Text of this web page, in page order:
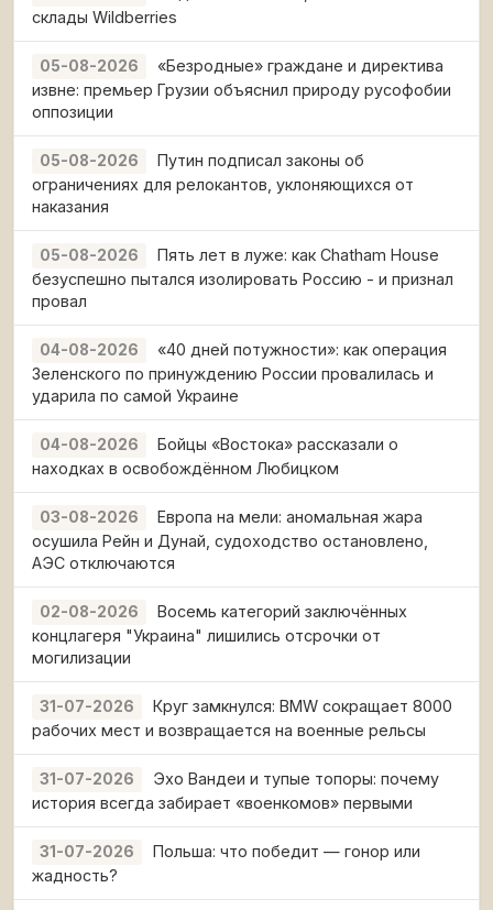
склады Wildberries
05-08-2026
«Безродные» граждане и директива
извне: премьер Грузии объяснил природу русофобии
оппозиции
05-08-2026
Путин подписал законы об
ограничениях для релокантов, уклоняющихся от
наказания
05-08-2026
Пять лет в луже: как Chatham House
безуспешно пытался изолировать Россию - и признал
провал
04-08-2026
«40 дней потужности»: как операция
Зеленского по принуждению России провалилась и
ударила по самой Украине
04-08-2026
Бойцы «Востока» рассказали о
находках в освобождённом Любицком
03-08-2026
Европа на мели: аномальная жара
осушила Рейн и Дунай, судоходство остановлено,
АЭС отключаются
02-08-2026
Восемь категорий заключённых
концлагеря "Украина" лишились отсрочки от
могилизации
31-07-2026
Круг замкнулся: BMW сокращает 8000
рабочих мест и возвращается на военные рельсы
31-07-2026
Эхо Вандеи и тупые топоры: почему
история всегда забирает «военкомов» первыми
31-07-2026
Польша: что победит — гонор или
жадность?